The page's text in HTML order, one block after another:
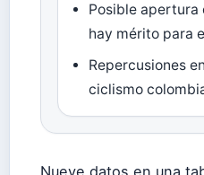
Posible apertura
hay mérito para
Repercusiones
ciclismo
Nueve datos en una